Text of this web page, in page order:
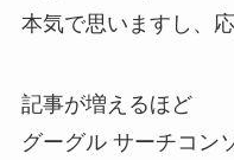
本気で思いますし、
記事が増えるほど
グーグル サーチコン